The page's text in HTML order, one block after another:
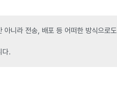
니라 전송, 배포 등 어떠한 방식으로
다.